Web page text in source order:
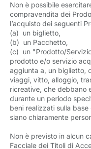
Non è possibile
compravendita dei
l’acquisto dei seguenti
(a) un biglietto,
(b) un Pacchetto,
(c) un "Prodotto/
prodotto e/o servizio
aggiunta a, un biglietto,
viaggi, vitto, alloggio,
ricreative, che debbano
durante un periodo
beni realizzati sulla
siano chiaramente
Non è previsto in alcun
Facciale dei Titoli di